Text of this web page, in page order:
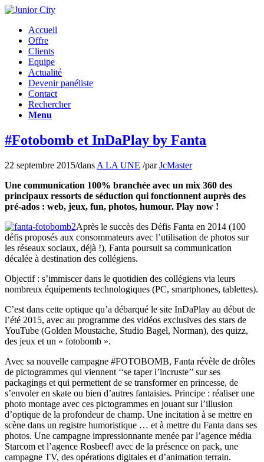
Accueil
Offre
Clients
Equipe
Actualité
Devenir panéliste
Contact
Rechercher
Menu
#Fotobomb et InDaPlay by Fanta
22 septembre 2015/dans A LA UNE /parJcMaster
Une communication 100% branchée avec un mix 360 des
principaux ressorts de séduction qui fonctionnent auprès des
pré-ados : web, jeux, fun, photos, humour. Play now !
Après le succès des Défis Fanta en 2014 (100
défis proposés aux consommateurs avec l’utilisation de photos sur
les réseaux sociaux, déjà !), Fanta poursuit sa communication
décalée à destination des collégiens.
Objectif : s’immiscer dans le quotidien des collégiens via leurs
nombreux équipements technologiques (PC, smartphones, tablettes).
C’est dans cette optique qu’a débarqué le site InDaPlay au début de
l’été 2015, avec au programme des vidéos exclusives des stars de
YouTube (Golden Moustache, Studio Bagel, Norman), des quizz,
des jeux et un « fotobomb ».
Avec sa nouvelle campagne #FOTOBOMB, Fanta révèle de drôles
de pictogrammes qui viennent ‘‘se taper l’incruste’’ sur ses
packagings et qui permettent de se transformer en princesse, de
s’envoler en skate ou bien d’autres fantaisies. Principe : réaliser une
photo montage avec ces pictogrammes en jouant sur l’illusion
d’optique de la profondeur de champ. Une incitation à se mettre en
scène dans un registre humoristique … et à mettre du Fanta dans ses
photos. Une campagne impressionnante menée par l’agence média
Starcom et l’agence Rosbeef! avec de la présence on pack, une
campagne TV, des opérations digitales et d’animation terrain.